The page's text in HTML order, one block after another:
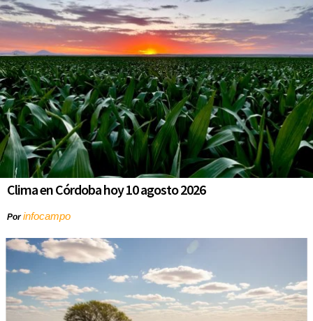
Clima en Córdoba hoy 10 agosto 2026
Porinfocampo